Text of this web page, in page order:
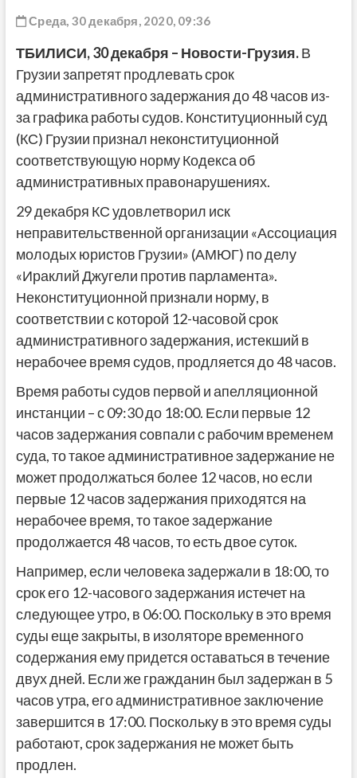
Среда, 30 декабря, 2020, 09:36
ТБИЛИСИ, 30 декабря – Новости-Грузия.В
Грузии запретят продлевать срок
административного задержания до 48 часов из-
за графика работы судов. Конституционный суд
(КС) Грузии признал неконституционной
соответствующую норму Кодекса об
административных правонарушениях.
29 декабря КС удовлетворил иск
неправительственной организации «Ассоциация
молодых юристов Грузии» (АМЮГ) по делу
«Ираклий Джугели против парламента».
Неконституционной признали норму, в
соответствии с которой 12-часовой срок
административного задержания, истекший в
нерабочее время судов, продляется до 48 часов.
Время работы судов первой и апелляционной
инстанции – с 09:30 до 18:00. Если первые 12
часов задержания совпали с рабочим временем
суда, то такое административное задержание не
может продолжаться более 12 часов, но если
первые 12 часов задержания приходятся на
нерабочее время, то такое задержание
продолжается 48 часов, то есть двое суток.
Например, если человека задержали в 18:00, то
срок его 12-часового задержания истечет на
следующее утро, в 06:00. Поскольку в это время
суды еще закрыты, в изоляторе временного
содержания ему придется оставаться в течение
двух дней. Если же гражданин был задержан в 5
часов утра, его административное заключение
завершится в 17:00. Поскольку в это время суды
работают, срок задержания не может быть
продлен.